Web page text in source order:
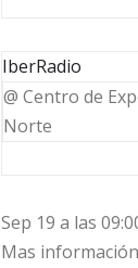
IberRadio
@ Centro de
Norte
Sep 19 a las
Mas